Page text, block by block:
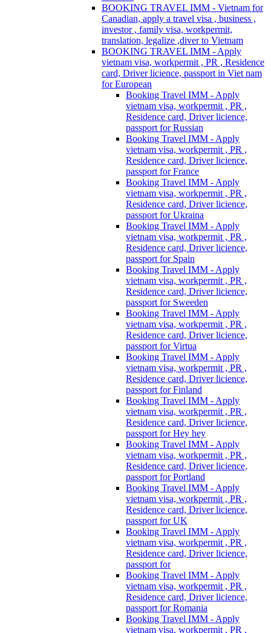
BOOKING TRAVEL IMM - Vietnam for
Canadian, apply a travel visa , business ,
investor , family visa, workpermit,
translation, legalize ,diver to Vietnam
BOOKING TRAVEL IMM - Apply
vietnam visa, workpermit , PR , Residence
card, Driver licience, passport in Viet nam
for European
Booking Travel IMM - Apply
vietnam visa, workpermit , PR ,
Residence card, Driver licience,
passport for Russian
Booking Travel IMM - Apply
vietnam visa, workpermit , PR ,
Residence card, Driver licience,
passport for France
Booking Travel IMM - Apply
vietnam visa, workpermit , PR ,
Residence card, Driver licience,
passport for Ukraina
Booking Travel IMM - Apply
vietnam visa, workpermit , PR ,
Residence card, Driver licience,
passport for Spain
Booking Travel IMM - Apply
vietnam visa, workpermit , PR ,
Residence card, Driver licience,
passport for Sweeden
Booking Travel IMM - Apply
vietnam visa, workpermit , PR ,
Residence card, Driver licience,
passport for Virtua
Booking Travel IMM - Apply
vietnam visa, workpermit , PR ,
Residence card, Driver licience,
passport for Finland
Booking Travel IMM - Apply
vietnam visa, workpermit , PR ,
Residence card, Driver licience,
passport for Hey hey
Booking Travel IMM - Apply
vietnam visa, workpermit , PR ,
Residence card, Driver licience,
passport for Portland
Booking Travel IMM - Apply
vietnam visa, workpermit , PR ,
Residence card, Driver licience,
passport for UK
Booking Travel IMM - Apply
vietnam visa, workpermit , PR ,
Residence card, Driver licience,
passport for
Booking Travel IMM - Apply
vietnam visa, workpermit , PR ,
Residence card, Driver licience,
passport for Romania
Booking Travel IMM - Apply
vietnam visa, workpermit , PR ,